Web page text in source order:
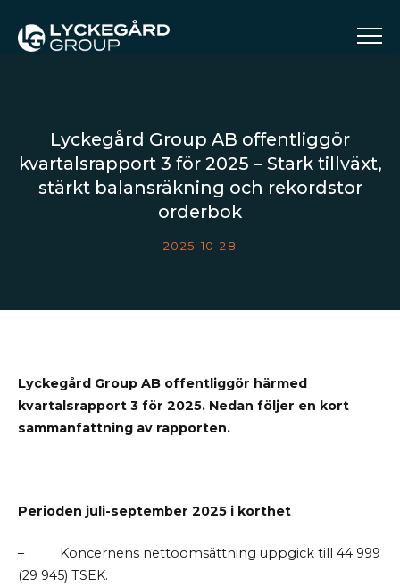
Lyckegård Group AB offentliggör
kvartalsrapport 3 för 2025 – Stark tillväxt,
stärkt balansräkning och rekordstor
orderbok
2025-10-28
Lyckegård Group AB offentliggör härmed
kvartalsrapport 3 för 2025. Nedan följer en kort
sammanfattning av rapporten.
Perioden juli-september 2025 i korthet
–
Koncernens nettoomsättning uppgick till 44 999
(29 945) TSEK.